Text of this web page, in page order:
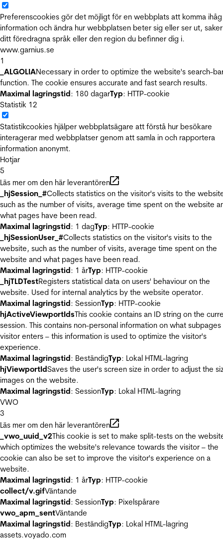
Preferenscookies gör det möjligt för en webbplats att komma ihåg
information och ändra hur webbplatsen beter sig eller ser ut,
ditt föredragna språk eller den region du befinner dig i.
www.garnius.se
1
_ALGOLIANecessary in order to optimize the website's search-
function. The cookie ensures accurate and fast search results.
Maximal lagringstid: 180 dagarTyp: HTTP-cookie
Statistik 12
Statistikcookies hjälper webbplatsägare att förstå hur besökare
interagerar med webbplatser genom att samla in och rapportera
information anonymt.
Hotjar
5
Läs mer om den här leverantören
_hjSession_#Collects statistics on the visitor's visits to the
such as the number of visits, average time spent on the website
what pages have been read.
Maximal lagringstid: 1 dagTyp: HTTP-cookie
_hjSessionUser_#Collects statistics on the visitor's visits to the
website, such as the number of visits, average time spent on the
website and what pages have been read.
Maximal lagringstid: 1 årTyp: HTTP-cookie
_hjTLDTestRegisters statistical data on users' behaviour on the
website. Used for internal analytics by the website operator.
Maximal lagringstid: SessionTyp: HTTP-cookie
hjActiveViewportIdsThis cookie contains an ID string on the
session. This contains non-personal information on what
visitor enters – this information is used to optimize the visitor's
experience.
Maximal lagringstid: BeständigTyp: Lokal HTML-lagring
hjViewportIdSaves the user's screen size in order to adjust the
images on the website.
Maximal lagringstid: SessionTyp: Lokal HTML-lagring
VWO
3
Läs mer om den här leverantören
_vwo_uuid_v2This cookie is set to make split-tests on the
which optimizes the website's relevance towards the visitor – the
cookie can also be set to improve the visitor's experience on a
website.
Maximal lagringstid: 1 årTyp: HTTP-cookie
collect/v.gifVäntande
Maximal lagringstid: SessionTyp: Pixelspårare
vwo_apm_sentVäntande
Maximal lagringstid: BeständigTyp: Lokal HTML-lagring
assets.voyado.com